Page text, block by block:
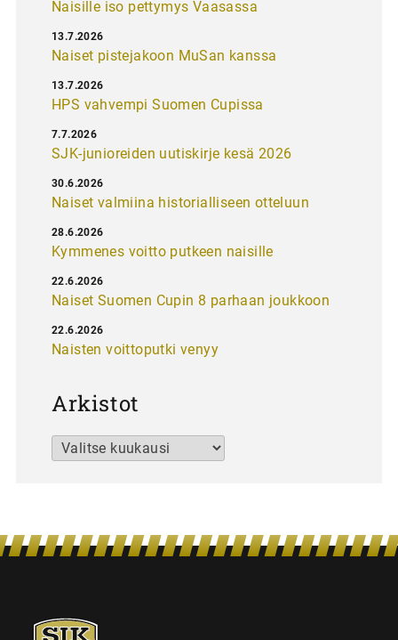
Naisille iso pettymys Vaasassa
Naiset pistejakoon MuSan kanssa
13.7.2026
HPS vahvempi Suomen Cupissa
13.7.2026
SJK-junioreiden uutiskirje kesä 2026
7.7.2026
Naiset valmiina historialliseen otteluun
30.6.2026
Kymmenes voitto putkeen naisille
28.6.2026
Naiset Suomen Cupin 8 parhaan joukkoon
22.6.2026
Naisten voittoputki venyy
22.6.2026
Arkistot
Arkistot
SJK-